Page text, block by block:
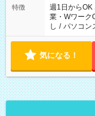
特徴 週1日からOK
業・Wワーク
し / パソコン
気になる！